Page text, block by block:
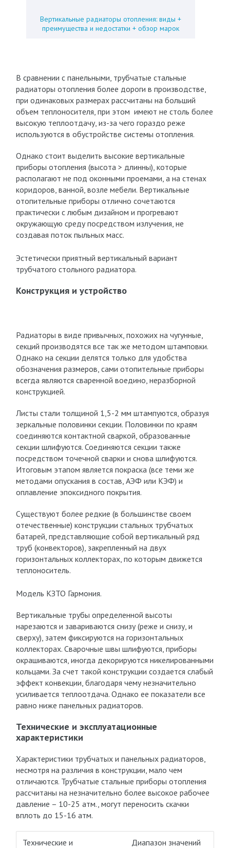
Вертикальные радиаторы отопления: виды +
преимущества и недостатки + обзор марок
В сравнении с панельными, трубчатые стальные
радиаторы отопления более дороги в производстве,
при одинаковых размерах рассчитаны на больший
объем теплоносителя, при этом имеют не столь более
высокую теплоотдачу, из-за чего гораздо реже
используются в обустройстве системы отопления.
Однако стоит выделить высокие вертикальные
приборы отопления (высота > длинны), которые
располагают не под оконными проемами, а на стенах
коридоров, ванной, возле мебели. Вертикальные
отопительные приборы отлично сочетаются
практически с любым дизайном и прогревают
окружающую среду посредством излучения, не
создавая поток пыльных масс.
Эстетически приятный вертикальный вариант
трубчатого стольного радиатора.
Конструкция и устройство
Радиаторы в виде привычных, похожих на чугунные,
секций производятся все так же методом штамповки.
Однако на секции делятся только для удобства
обозначения размеров, сами отопительные приборы
всегда являются сваренной воедино, неразборной
конструкцией.
Листы стали толщиной 1,5-2 мм штампуются, образуя
зеркальные половинки секции. Половинки по краям
соединяются контактной сваркой, образованные
секции шлифуются. Соединяются секции также
посредством точечной сварки и снова шлифуются.
Итоговым этапом является покраска (все теми же
методами опускания в состав, АЭФ или КЭФ) и
оплавление эпоксидного покрытия.
Существуют более редкие (в большинстве своем
отечественные) конструкции стальных трубчатых
батарей, представляющие собой вертикальный ряд
труб (конвекторов), закрепленный на двух
горизонтальных коллекторах, по которым движется
теплоноситель.
Модель КЗТО Гармония.
Вертикальные трубы определенной высоты
нарезаются и завариваются снизу (реже и снизу, и
сверху), затем фиксируются на горизонтальных
коллекторах. Сварочные швы шлифуются, приборы
окрашиваются, иногда декорируются никелированными
кольцами. За счет такой конструкции создается слабый
эффект конвекции, благодаря чему незначительно
усиливается теплоотдача. Однако ее показатели все
равно ниже панельных радиаторов.
Технические и эксплуатационные
характеристики
Характеристики трубчатых и панельных радиаторов,
несмотря на различия в конструкции, мало чем
отличаются. Трубчатые стальные приборы отопления
рассчитаны на незначительно более высокое рабочее
давление – 10-25 атм., могут переносить скачки
вплоть до 15-16 атм.
Технические и
Диапазон значений